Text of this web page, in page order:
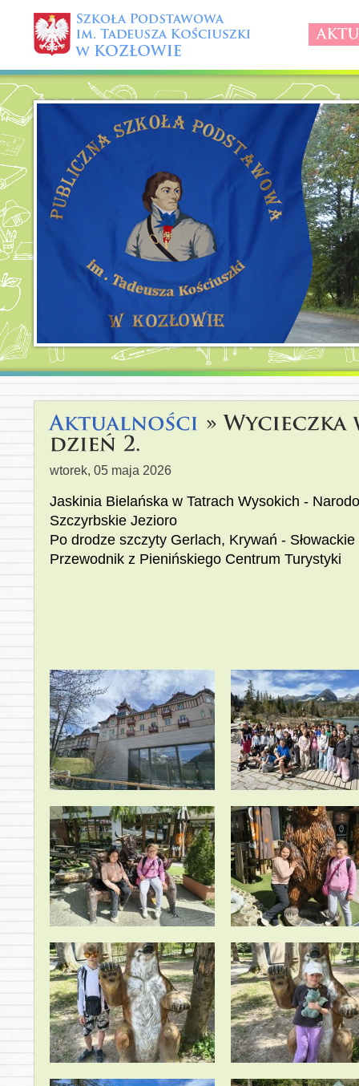
wtorek, 05 maja 2026
Jaskinia Bielańska w Tatrach Wysokich -
Szczyrbskie Jezioro
Po drodze szczyty Gerlach, Krywań - Słowackie
Przewodnik z Pienińskiego Centrum Turystyki